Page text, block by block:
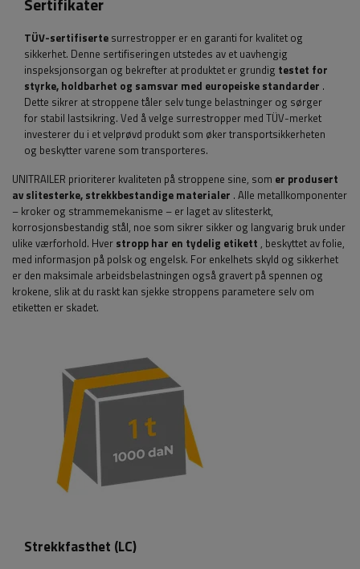
Sertifikater
TÜV-sertifiserte surrestropper er en garanti for kvalitet og
sikkerhet. Denne sertifiseringen utstedes av et uavhengig
inspeksjonsorgan og bekrefter at produktet er grundig testet for
styrke, holdbarhet og samsvar med europeiske standarder .
Dette sikrer at stroppene tåler selv tunge belastninger og sørger
for stabil lastsikring. Ved å velge surrestropper med TÜV-merket
investerer du i et velprøvd produkt som øker transportsikkerheten
og beskytter varene som transporteres.
UNITRAILER prioriterer kvaliteten på stroppene sine, som er produsert
av slitesterke, strekkbestandige materialer . Alle metallkomponenter
– kroker og strammemekanisme – er laget av slitesterkt,
korrosjonsbestandig stål, noe som sikrer sikker og langvarig bruk under
ulike værforhold. Hver stropp har en tydelig etikett , beskyttet av folie,
med informasjon på polsk og engelsk. For enkelhets skyld og sikkerhet
er den maksimale arbeidsbelastningen også gravert på spennen og
krokene, slik at du raskt kan sjekke stroppens parametere selv om
etiketten er skadet.
Strekkfasthet (LC)